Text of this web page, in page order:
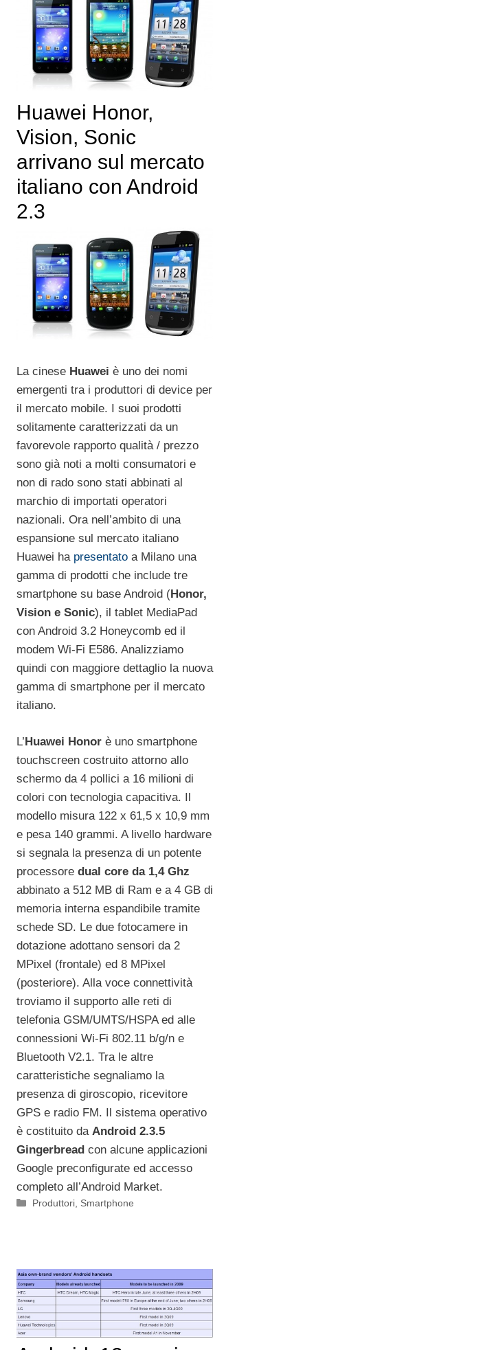
Huawei Honor,
Vision, Sonic
arrivano sul mercato
italiano con Android
2.3
La cinese Huawei è uno dei nomi
emergenti tra i produttori di device per
il mercato mobile. I suoi prodotti
solitamente caratterizzati da un
favorevole rapporto qualità / prezzo
sono già noti a molti consumatori e
non di rado sono stati abbinati al
marchio di importati operatori
nazionali. Ora nell’ambito di una
espansione sul mercato italiano
Huawei ha presentatoa Milano una
gamma di prodotti che include tre
smartphone su base Android (Honor,
Vision e Sonic), il tablet MediaPad
con Android 3.2 Honeycomb ed il
modem Wi-Fi E586. Analizziamo
quindi con maggiore dettaglio la nuova
gamma di smartphone per il mercato
italiano.
L’Huawei Honorè uno smartphone
touchscreen costruito attorno allo
schermo da 4 pollici a 16 milioni di
colori con tecnologia capacitiva. Il
modello misura 122 x 61,5 x 10,9 mm
e pesa 140 grammi. A livello hardware
si segnala la presenza di un potente
processore dual core da 1,4 Ghz
abbinato a 512 MB di Ram e a 4 GB di
memoria interna espandibile tramite
schede SD. Le due fotocamere in
dotazione adottano sensori da 2
MPixel (frontale) ed 8 MPixel
(posteriore). Alla voce connettività
troviamo il supporto alle reti di
telefonia GSM/UMTS/HSPA ed alle
connessioni Wi-Fi 802.11 b/g/n e
Bluetooth V2.1. Tra le altre
caratteristiche segnaliamo la
presenza di giroscopio, ricevitore
GPS e radio FM. Il sistema operativo
è costituito da Android 2.3.5
Gingerbreadcon alcune applicazioni
Google preconfigurate ed accesso
completo all’Android Market.
Categorie
Produttori Smartphone